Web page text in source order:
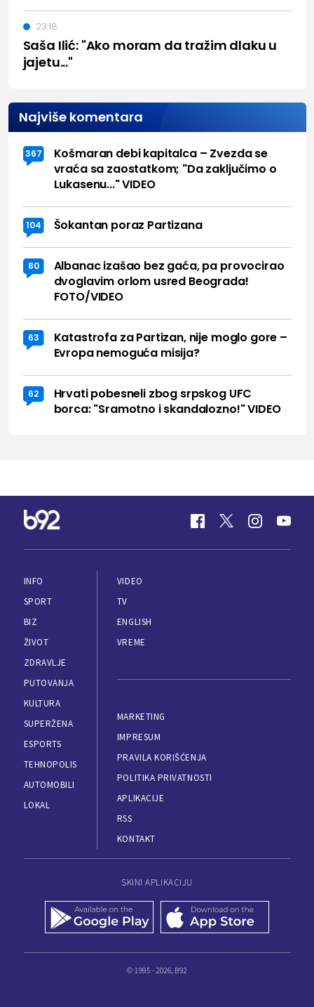
Saša Ilić: "Ako moram da tražim dlaku u
jajetu..."
23:18
Najviše komentara
367
Košmaran debi kapitalca – Zvezda se
vraća sa zaostatkom; "Da zaključimo o
Lukasenu..." VIDEO
104 Šokantan poraz Partizana
80
Albanac izašao bez gaća, pa provocirao
dvoglavim orlom usred Beograda!
FOTO/VIDEO
63
Katastrofa za Partizan, nije moglo gore –
Evropa nemoguća misija?
62
Hrvati pobesneli zbog srpskog UFC
borca: "Sramotno i skandalozno!" VIDEO
INFO
SPORT
BIZ
ŽIVOT
ZDRAVLJE
PUTOVANJA
KULTURA
SUPERŽENA
ESPORTS
TEHNOPOLIS
AUTOMOBILI
LOKAL
VIDEO
TV
ENGLISH
VREME
MARKETING
IMPRESUM
PRAVILA KORIŠĆENJA
POLITIKA PRIVATNOSTI
APLIKACIJE
RSS
KONTAKT
SKINI APLIKACIJU
© 1995 - 2026, B92